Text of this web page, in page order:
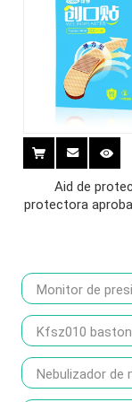
Aid de
protectora
Monitor de
Kfsz010
Nebulizador de